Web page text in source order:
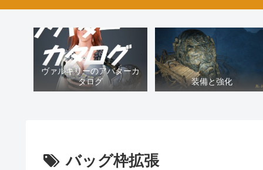
ヴァルキリーのアバターカ
タログ
装備と強化
バッグ枠拡張